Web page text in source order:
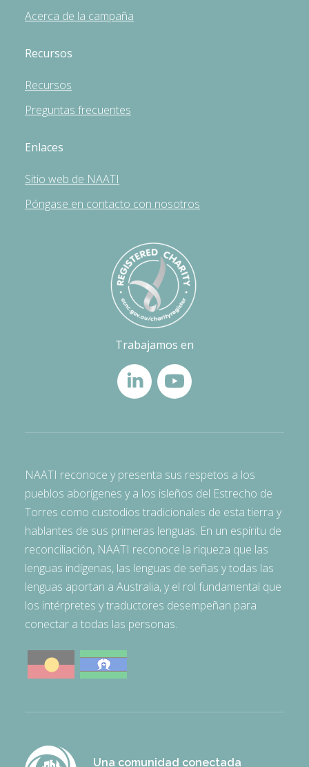
Acerca de la campaña
Recursos
Recursos
Preguntas frecuentes
Enlaces
Sitio web de NAATI
Póngase en contacto con nosotros
Trabajamos en
NAATI reconoce y presenta sus respetos a los
pueblos aborígenes y a los isleños del Estrecho de
Torres como custodios tradicionales de esta tierra y
hablantes de sus primeras lenguas. En un espíritu de
reconciliación, NAATI reconoce la riqueza que las
lenguas indígenas, las lenguas de señas y todas las
lenguas aportan a Australia, y el rol fundamental que
los intérpretes y traductores desempeñan para
conectar a todas las personas.
Una comunidad conectada